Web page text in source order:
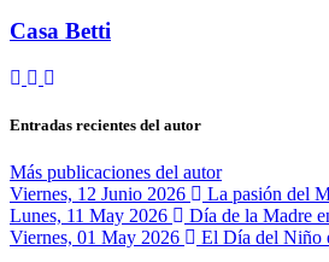
Casa Betti
Suscribirse
las
Cancelar
suscripción
actualizaciones
del
autor
Entradas recientes del autor
Más publicaciones del autor
Viernes, 12 Junio 2026
La pasión del
Lunes, 11 May 2026
Día de la Madre
Viernes, 01 May 2026
El Día del Niño